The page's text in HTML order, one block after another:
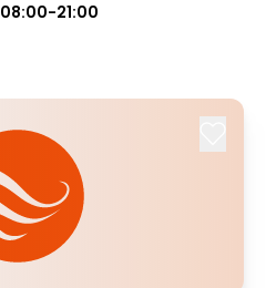
08:00-21:00